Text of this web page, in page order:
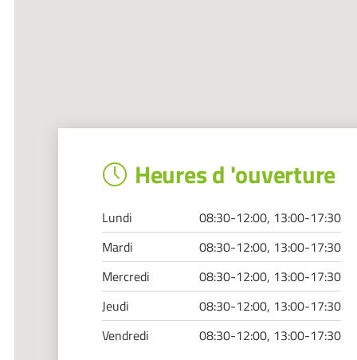
Heures d 'ouverture
Lundi
08:30-12:00, 13:00-17:30
Mardi
08:30-12:00, 13:00-17:30
Mercredi
08:30-12:00, 13:00-17:30
Jeudi
08:30-12:00, 13:00-17:30
Vendredi
08:30-12:00, 13:00-17:30